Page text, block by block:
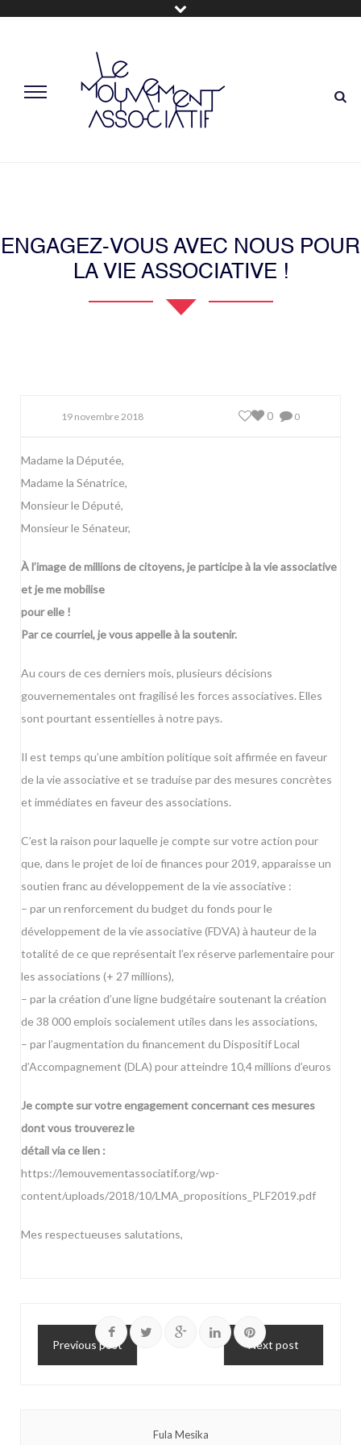
ENGAGEZ-VOUS AVEC NOUS POUR
LA VIE ASSOCIATIVE !
19 novembre 2018 0
0
Madame la Députée,
Madame la Sénatrice,
Monsieur le Député,
Monsieur le Sénateur,
À l’image de millions de citoyens, je participe à la vie associative
et je me mobilise
pour elle !
Par ce courriel, je vous appelle à la soutenir.
Au cours de ces derniers mois, plusieurs décisions
gouvernementales ont fragilisé les forces associatives. Elles
sont pourtant essentielles à notre pays.
Il est temps qu’une ambition politique soit affirmée en faveur
de la vie associative et se traduise par des mesures concrètes
et immédiates en faveur des associations.
C’est la raison pour laquelle je compte sur votre action pour
que, dans le projet de loi de finances pour 2019, apparaisse un
soutien franc au développement de la vie associative :
– par un renforcement du budget du fonds pour le
développement de la vie associative (FDVA) à hauteur de la
totalité de ce que représentait l’ex réserve parlementaire pour
les associations (+ 27 millions),
– par la création d’une ligne budgétaire soutenant la création
de 38 000 emplois socialement utiles dans les associations,
– par l’augmentation du financement du Dispositif Local
d’Accompagnement (DLA) pour atteindre 10,4 millions d’euros
Je compte sur votre engagement concernant ces mesures
dont vous trouverez le
détail via ce lien :
https://lemouvementassociatif.org/wp-
content/uploads/2018/10/LMA_propositions_PLF2019.pdf
Mes respectueuses salutations,
Previous post Next post
Fula Mesika